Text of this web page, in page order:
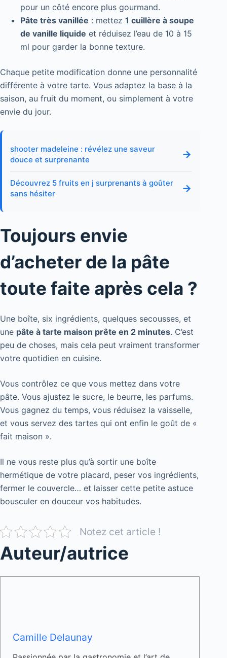
pour un côté encore plus gourmand.
Pâte très vanillée : mettez 1 cuillère à soupe
de vanille liquide et réduisez l’eau de 10 à 15
ml pour garder la bonne texture.
Chaque petite modification donne une personnalité
différente à votre tarte. Vous adaptez la base à la
saison, au fruit du moment, ou simplement à votre
envie du jour.
shooter madeleine : révélez une saveur
douce et surprenante
→
Découvrez 5 fruits en j surprenants à goûter
sans hésiter
→
Toujours envie
d’acheter de la pâte
toute faite après cela ?
Une boîte, six ingrédients, quelques secousses, et
une pâte à tarte maison prête en 2 minutes. C’est
peu de choses, mais cela peut vraiment transformer
votre quotidien en cuisine.
Vous contrôlez ce que vous mettez dans votre
pâte. Vous ajustez le sucre, le beurre, les parfums.
Vous gagnez du temps, vous réduisez la vaisselle,
et vous servez des tartes qui ont enfin le goût de «
fait maison ».
Il ne vous reste plus qu’à sortir une boîte
hermétique de votre placard, peser vos ingrédients,
fermer le couvercle… et laisser cette petite astuce
bousculer en douceur vos habitudes.
Notez cet article !
Auteur/autrice
Camille Delaunay